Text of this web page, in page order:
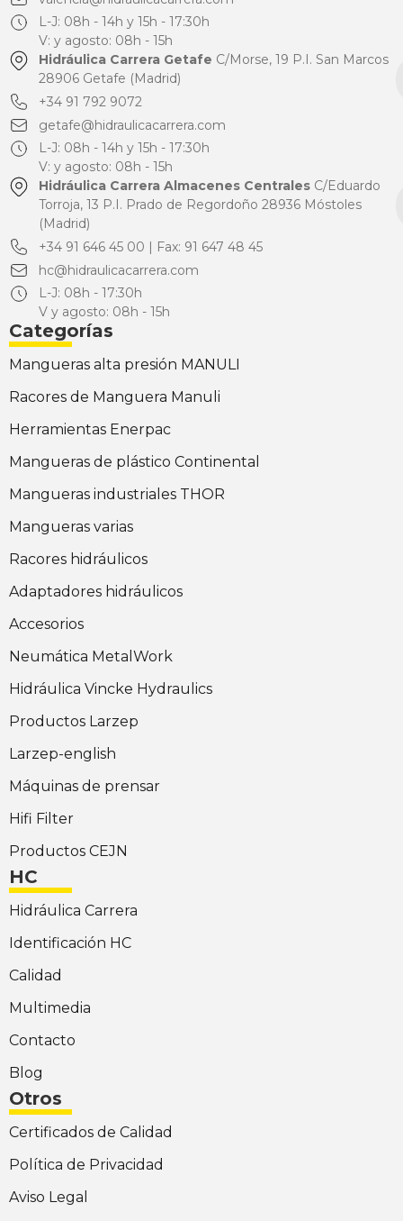
L-J: 08h - 14h y 15h - 17:30h
V: y agosto: 08h - 15h
Hidráulica Carrera Getafe C/Morse, 19 P.I. San Marcos
28906 Getafe (Madrid)
+34 91 792 9072
getafe@hidraulicacarrera.com
L-J: 08h - 14h y 15h - 17:30h
V: y agosto: 08h - 15h
Hidráulica Carrera Almacenes CentralesC/Eduardo
Torroja, 13 P.I. Prado de Regordoño 28936 Móstoles
(Madrid)
+34 91 646 45 00 | Fax: 91 647 48 45
hc@hidraulicacarrera.com
L-J: 08h - 17:30h
V y agosto: 08h - 15h
Categorías
Mangueras alta presión MANULI
Racores de Manguera Manuli
Herramientas Enerpac
Mangueras de plástico Continental
Mangueras industriales THOR
Mangueras varias
Racores hidráulicos
Adaptadores hidráulicos
Accesorios
Neumática MetalWork
Hidráulica Vincke Hydraulics
Productos Larzep
Larzep-english
Máquinas de prensar
Hifi Filter
Productos CEJN
HC
Hidráulica Carrera
Identificación HC
Calidad
Multimedia
Contacto
Blog
Otros
Certificados de Calidad
Política de Privacidad
Aviso Legal